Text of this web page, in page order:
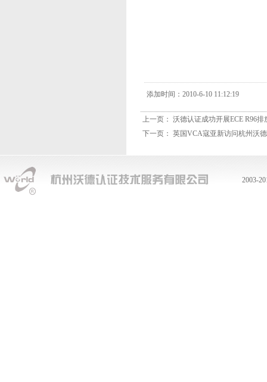
添加时间：2010-6-10 11:12:19
上一页： 沃德认证成功开展ECE R96排
下一页： 英国VCA寇亚新访问杭州沃德
2003-